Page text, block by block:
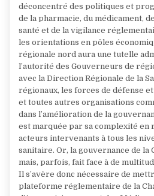
déconcentré des politiques et
de la pharmacie, du médicament,
santé et de la vigilance
les orientations en pôles
régionale nord aura une tutelle
l’autorité des Gouverneurs de
avec la Direction Régionale de la
régionaux, les forces de défense
et toutes autres organisations
dans l’amélioration de la
est marquée par sa complexité en
acteurs intervenants à tous les
sanitaire. Or, la gouvernance de la
mais, parfois, fait face à de
Il s’avère donc nécessaire de
plateforme réglementaire de la